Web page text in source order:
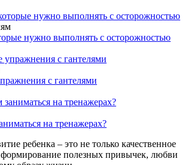
нужно выполнять с осторожностью
с гантелями
на тренажерах?
ребенка – это не только качественное
формирование полезных привычек, любви